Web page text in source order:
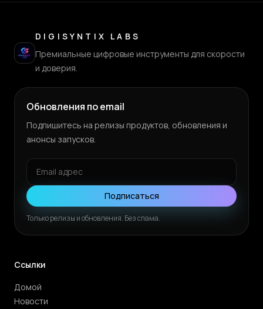
DIGISYNTIX LABS
Премиальные цифровые инструменты для скорости
и доверия.
Обновления по email
Подпишитесь на релизы продуктов, обновления и
анонсы запусков.
Подписаться
Только релизы и обновления. Без спама.
Ссылки
Домой
Новости